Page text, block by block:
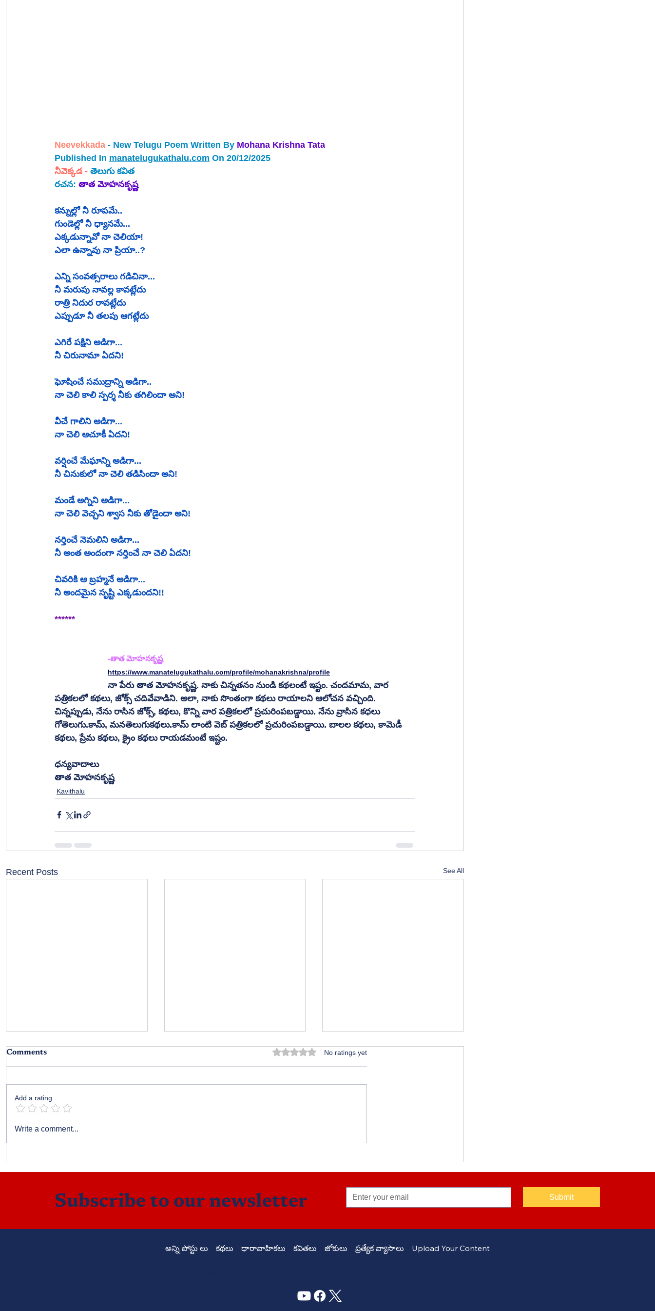
Neevekkada - New Telugu Poem Written By Mohana Krishna Tata
Published In manatelugukathalu.com On 20/12/2025
నీవెక్కడ - తెలుగు కవిత
రచన: తాత మోహనకృష్ణ
కన్నుల్లో నీ రూపమే..
గుండెల్లో నీ ధ్యానమే...
ఎక్కడున్నావో నా చెలియా!
ఎలా ఉన్నావు నా ప్రియా..?
ఎన్ని సంవత్సరాలు గడిచినా...
నీ మరుపు నావల్ల కావట్లేదు
రాత్రి నిదుర రావట్లేదు
ఎప్పుడూ నీ తలపు ఆగట్లేదు
ఎగిరే పక్షిని అడిగా...
నీ చిరునామా ఏదని!
ఘోషించే సముద్రాన్ని అడిగా..
నా చెలి కాలి స్పర్శ నీకు తగిలిందా అని!
వీచే గాలిని అడిగా...
నా చెలి ఆచూకీ ఏదని!
వర్షించే మేఘాన్ని అడిగా...
నీ చినుకులో నా చెలి తడిసిందా అని!
మండే అగ్నిని అడిగా...
నా చెలి వెచ్చని శ్వాస నీకు తోడైందా అని!
నర్తించే నెమలిని అడిగా...
నీ అంత అందంగా నర్తించే నా చెలి ఏదని!
చివరికి ఆ బ్రహ్మనే అడిగా...
నీ అందమైన సృష్టి ఎక్కడుందని!!
******
-తాత మోహనకృష్ణ
https://www.manatelugukathalu.com/profile/mohanakrishna/profile
నా పేరు తాత మోహనకృష్ణ. నాకు చిన్నతనం నుండి కథలంటే ఇష్టం. చందమామ, వార
పత్రికలలో కథలు, జోక్స్ చదివేవాడిని. అలా, నాకు సొంతంగా కథలు రాయాలని ఆలోచన వచ్చింది.
చిన్నప్పుడు, నేను రాసిన జోక్స్, కథలు, కొన్ని వార పత్రికలలో ప్రచురింపబడ్డాయి. నేను వ్రాసిన కధలు
గోతెలుగు.కామ్, మనతెలుగుకథలు.కామ్ లాంటి వెబ్ పత్రికలలో ప్రచురింపబడ్డాయి. బాలల కథలు, కామెడీ
కథలు, ప్రేమ కథలు, క్రైం కథలు రాయడమంటే ఇష్టం.
ధన్యవాదాలు
తాత మోహనకృష్ణ
Kavithalu
Recent Posts See All
బాల్యపు మధుర స్మృతులు
నాన్నా...!
Comments Rated 0 out of 5 stars.
No ratings yet
Add a rating
Write a comment...
Subscribe to our newsletter Submit
అన్ని పోస్టు లు కథలు ధారావాహికలు కవితలు జోకులు ప్రత్యేక వ్యాసాలు Upload Your Content